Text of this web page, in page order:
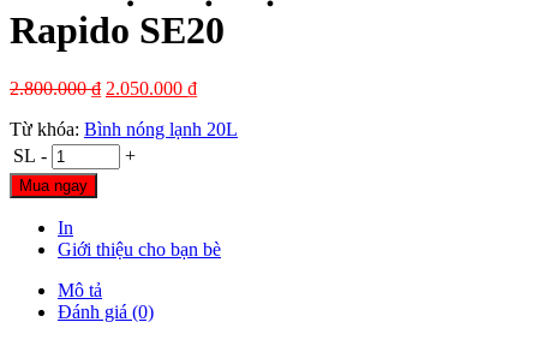
Rapido SE20
2.800.000₫ 2.050.000 ₫
Từ khóa: Bình nóng lạnh 20L
SL - +
Mua ngay
In
Giới thiệu cho bạn bè
Mô tả
Đánh giá (0)